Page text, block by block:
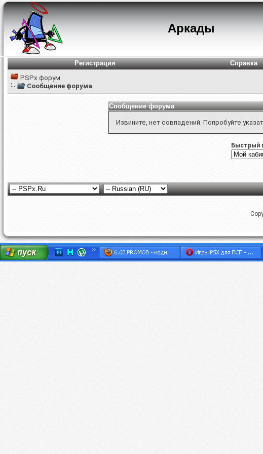
Аркады
Регистрация Справка
PSPx форум
Сообщение форума
Сообщение форума
Извините, нет совпадений. Попробуйте
Быстрый